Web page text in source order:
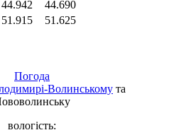
Погода
Волинському та
вологість: